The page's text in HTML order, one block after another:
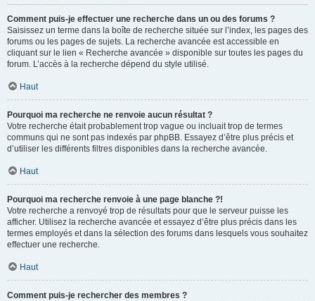
Comment puis-je effectuer une recherche dans un ou des forums ?
Saisissez un terme dans la boîte de recherche située sur l’index, les pages des
forums ou les pages de sujets. La recherche avancée est accessible en
cliquant sur le lien « Recherche avancée » disponible sur toutes les pages du
forum. L’accès à la recherche dépend du style utilisé.
Haut
Pourquoi ma recherche ne renvoie aucun résultat ?
Votre recherche était probablement trop vague ou incluait trop de termes
communs qui ne sont pas indexés par phpBB. Essayez d’être plus précis et
d’utiliser les différents filtres disponibles dans la recherche avancée.
Haut
Pourquoi ma recherche renvoie à une page blanche ?!
Votre recherche a renvoyé trop de résultats pour que le serveur puisse les
afficher. Utilisez la recherche avancée et essayez d’être plus précis dans les
termes employés et dans la sélection des forums dans lesquels vous souhaitez
effectuer une recherche.
Haut
Comment puis-je rechercher des membres ?